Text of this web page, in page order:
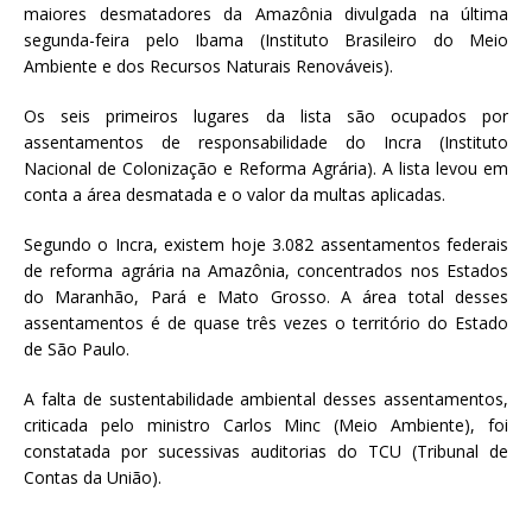
maiores desmatadores da Amazônia divulgada na última
segunda-feira pelo Ibama (Instituto Brasileiro do Meio
Ambiente e dos Recursos Naturais Renováveis).
Os seis primeiros lugares da lista são ocupados por
assentamentos de responsabilidade do Incra (Instituto
Nacional de Colonização e Reforma Agrária). A lista levou em
conta a área desmatada e o valor da multas aplicadas.
Segundo o Incra, existem hoje 3.082 assentamentos federais
de reforma agrária na Amazônia, concentrados nos Estados
do Maranhão, Pará e Mato Grosso. A área total desses
assentamentos é de quase três vezes o território do Estado
de São Paulo.
A falta de sustentabilidade ambiental desses assentamentos,
criticada pelo ministro Carlos Minc (Meio Ambiente), foi
constatada por sucessivas auditorias do TCU (Tribunal de
Contas da União).